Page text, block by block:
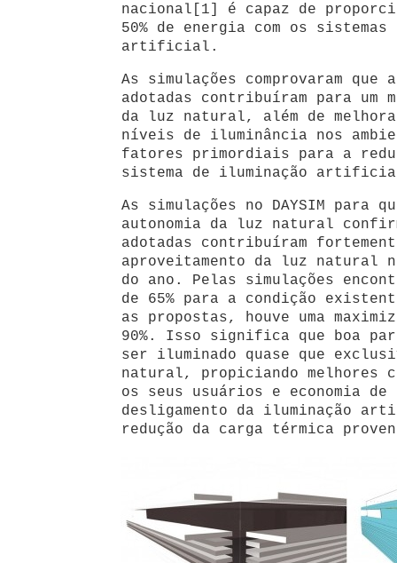
nacional[1] é capaz de
50% de energia com os
artificial.
As simulações comprovaram
adotadas contribuíram para um
da luz natural, além de
níveis de iluminância nos
fatores primordiais para a
sistema de iluminação
As simulações no DAYSIM para
autonomia da luz natural
adotadas contribuíram
aproveitamento da luz natural
do ano. Pelas simulações
de 65% para a condição
as propostas, houve uma
90%. Isso significa que boa
ser iluminado quase que
natural, propiciando melhores
os seus usuários e economia
desligamento da iluminação
redução da carga térmica